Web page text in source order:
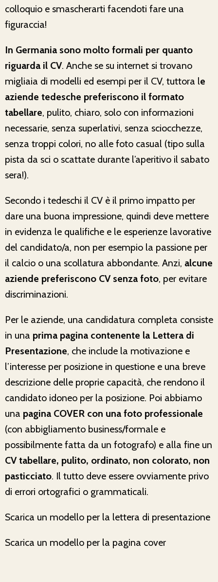
colloquio e smascherarti facendoti fare una
figuraccia!
In Germania sono molto formali per quanto
riguarda il CV. Anche se su internet si trovano
migliaia di modelli ed esempi per il CV, tuttora le
aziende tedesche preferiscono il formato
tabellare, pulito, chiaro, solo con informazioni
necessarie, senza superlativi, senza sciocchezze,
senza troppi colori, no alle foto casual (tipo sulla
pista da sci o scattate durante l’aperitivo il sabato
sera!).
Secondo i tedeschi il CV è il primo impatto per
dare una buona impressione, quindi deve mettere
in evidenza le qualifiche e le esperienze lavorative
del candidato/a, non per esempio la passione per
il calcio o una scollatura abbondante. Anzi, alcune
aziende preferiscono CV senza foto, per evitare
discriminazioni.
Per le aziende, una candidatura completa consiste
in una prima pagina contenente la Lettera di
Presentazione, che include la motivazione e
l’interesse per posizione in questione e una breve
descrizione delle proprie capacità, che rendono il
candidato idoneo per la posizione. Poi abbiamo
una pagina COVER con una foto professionale
(con abbigliamento business/formale e
possibilmente fatta da un fotografo) e alla fine un
CV tabellare, pulito, ordinato, non colorato, non
pasticciato. Il tutto deve essere ovviamente privo
di errori ortografici o grammaticali.
Scarica un modello per la lettera di presentazione
Scarica un modello per la pagina cover